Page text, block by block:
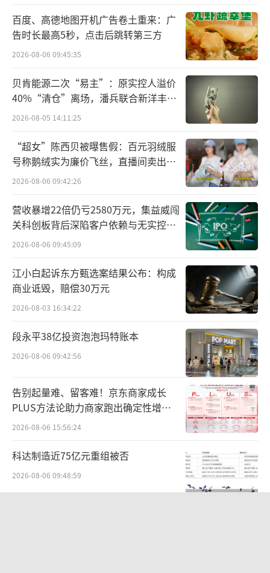
对于这个趋势，新浪移动总经理丛松表
示：“中国消费者更加关注品质与体验，我们
很高兴与麦当劳一起深入聆听来自消费者和粉
丝的声音，并见证‘麦’超所值的超值主张发
布。我相信‘麦’超所值将为麦当劳的消费者
带来更多切实的超值体验，同时，也带领行业
进行更多创新与探索，共同提振国内的消费市
场。”（责任编辑：zx0280）
百度、高德地图开机广告卷土重来：广
告时长最高5秒，点击后跳转第三方
2026-08-06 09:45:35
贝肯能源二次“易主”：原实控人溢价
40%“清仓”离场，潘兵联合新洋丰、
宏科百世拟入主
2026-08-05 14:11:25
“超女”陈西贝被曝售假：百元羽绒服
号称鹅绒实为廉价飞丝，直播间卖出超
百万元
2026-08-06 09:42:26
营收暴增22倍仍亏2580万元，集益威闯
关科创板背后深陷客户依赖与无实控人
困局
2026-08-06 09:45:09
江小白起诉东方甄选案结果公布：构成
商业诋毁，赔偿30万元
2026-08-03 16:34:22
段永平38亿投资泡泡玛特账本
2026-08-06 09:42:56
告别起量难、留客难！京东商家成长
PLUS方法论助力商家跑出确定性增长
路径
2026-08-06 15:56:24
科达制造近75亿元重组被否
2026-08-06 09:48:59